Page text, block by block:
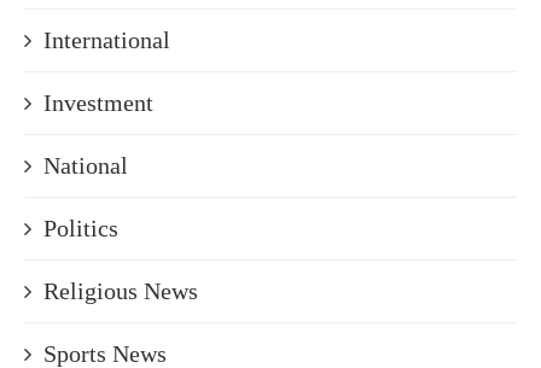
International
Investment
National
Politics
Religious News
Sports News